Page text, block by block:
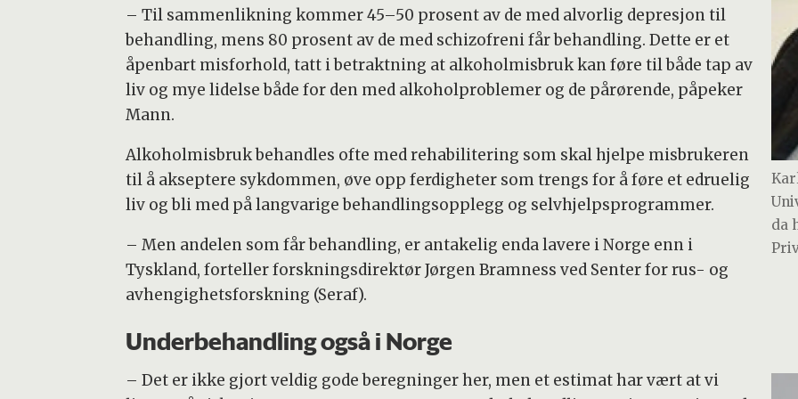
da
– Til sammenlikning kommer 45–50 prosent av de med alvorlig depresjon til
behandling, mens 80 prosent av de med schizofreni får behandling. Dette er et
åpenbart misforhold, tatt i betraktning at alkoholmisbruk kan føre til både tap av
liv og mye lidelse både for den med alkoholproblemer og de pårørende, påpeker
Mann.
Alkoholmisbruk behandles ofte med rehabilitering som skal hjelpe misbrukeren
til å akseptere sykdommen, øve opp ferdigheter som trengs for å føre et edruelig
liv og bli med på langvarige behandlingsopplegg og selvhjelpsprogrammer.
– Men andelen som får behandling, er antakelig enda lavere i Norge enn i
Tyskland, forteller forskningsdirektør Jørgen Bramness ved Senter for rus- og
avhengighetsforskning (Seraf).
Underbehandling også i Norge
– Det er ikke gjort veldig gode beregninger her, men et estimat har vært at vi